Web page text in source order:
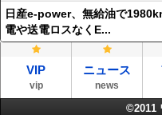
日産e-power、無給油で
電や送電ロスなくE...
VIP
vip
ニュース
news
©2011